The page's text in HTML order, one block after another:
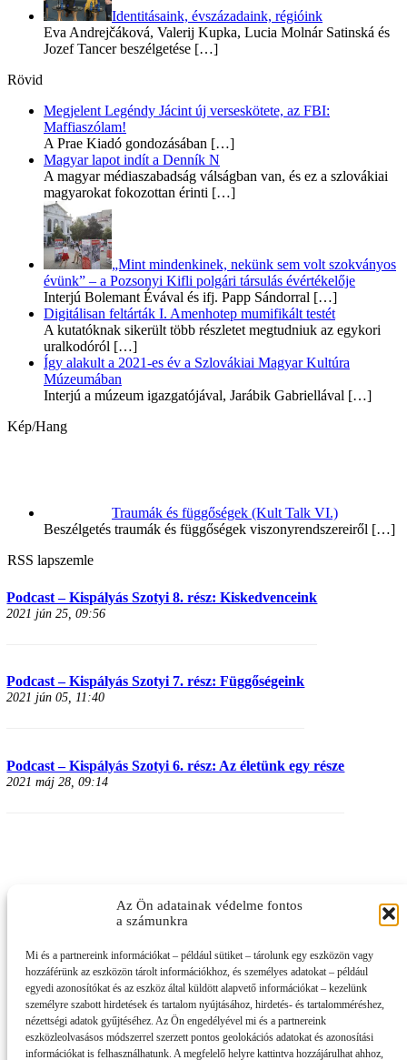
Az Ön adatainak védelme fontos
a számunkra
Mi és a partnereink információkat – például sütiket – tárolunk egy eszközön vagy
hozzáférünk az eszközön tárolt információkhoz, és személyes adatokat – például
egyedi azonosítókat és az eszköz által küldött alapvető információkat – kezelünk
személyre szabott hirdetések és tartalom nyújtásához, hirdetés- és tartalomméréshez,
nézettségi adatok gyűjtéséhez. Az Ön engedélyével mi és a partnereink
eszközleolvasásos módszerrel szerzett pontos geolokációs adatokat és azonosítási
információkat is felhasználhatunk. A megfelelő helyre kattintva hozzájárulhat ahhoz,
Identitásaink, évszázadaink, régióink
Eva Andrejčáková, Valerij Kupka, Lucia Molnár Satinská és
Jozef Tancer beszélgetése […]
Rövid
Megjelent Legéndy Jácint új verseskötete, az FBI:
Maffiaszólam!
A Prae Kiadó gondozásában […]
Magyar lapot indít a Denník N
A magyar médiaszabadság válságban van, és ez a szlovákiai
magyarokat fokozottan érinti […]
„Mint mindenkinek, nekünk sem volt szokványos
évünk” – a Pozsonyi Kifli polgári társulás évértékelője
Interjú Bolemant Évával és ifj. Papp Sándorral […]
Digitálisan feltárták I. Amenhotep mumifikált testét
A kutatóknak sikerült több részletet megtudniuk az egykori
uralkodóról […]
Így alakult a 2021-es év a Szlovákiai Magyar Kultúra
Múzeumában
Interjú a múzeum igazgatójával, Jarábik Gabriellával […]
Kép/Hang
Traumák és függőségek (Kult Talk VI.)
Beszélgetés traumák és függőségek viszonyrendszereiről […]
RSS lapszemle
Podcast – Kispályás Szotyi 8. rész: Kiskedvenceink
2021 jún 25, 09:56
Podcast – Kispályás Szotyi 7. rész: Függőségeink
2021 jún 05, 11:40
Podcast – Kispályás Szotyi 6. rész: Az életünk egy része
2021 máj 28, 09:14